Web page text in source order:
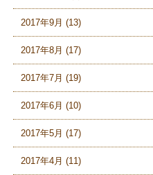
2017年9月 (13)
2017年8月 (17)
2017年7月 (19)
2017年6月 (10)
2017年5月 (17)
2017年4月 (11)